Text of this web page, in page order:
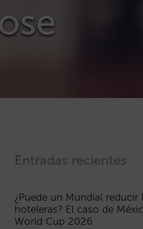
Entradas recientes
¿Puede un Mundial reducir
hoteleras? El caso de
World Cup 2026